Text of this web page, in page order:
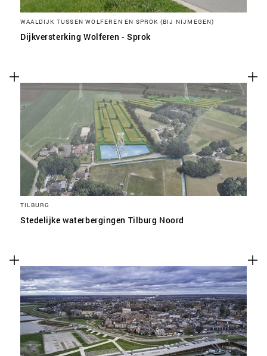
WAALDIJK TUSSEN WOLFEREN EN SPROK (BIJ NIJMEGEN)
Dijkversterking Wolferen - Sprok
TILBURG
Stedelijke waterbergingen Tilburg Noord